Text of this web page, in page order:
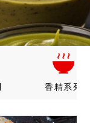
香精系列